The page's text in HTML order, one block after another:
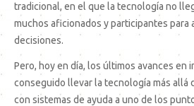
tradicional, en el que la tecnología no
muchos aficionados y participantes para
decisiones.
Pero, hoy en día, los últimos avances en
conseguido llevar la tecnología más allá
con sistemas de ayuda a uno de los